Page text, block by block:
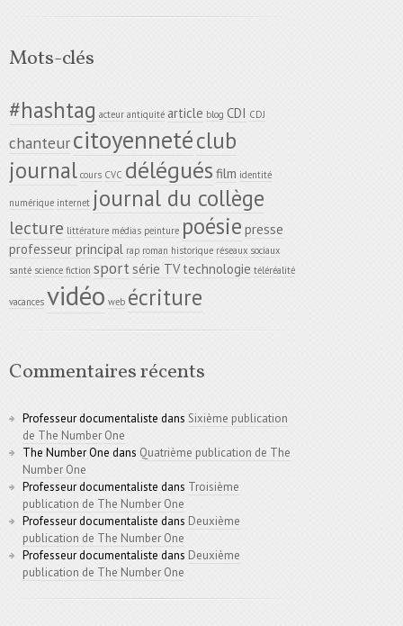
Mots-clés
#hashtag acteur antiquité article blog CDI CDJ
chanteurcitoyennetéclub
journal cours CVC délégués film identité
numérique internet journal du collège
lecture littérature médias peinture poésie presse
professeur principal rap roman historique réseaux sociaux
santé science fiction sportsérie TV technologie téléréalité
vacances vidéo web écriture
Commentaires récents
Professeur documentaliste dans Sixième publication
de The Number One
The Number One dans Quatrième publication de The
Number One
Professeur documentaliste dans Troisième
publication de The Number One
Professeur documentaliste dans Deuxième
publication de The Number One
Professeur documentaliste dans Deuxième
publication de The Number One